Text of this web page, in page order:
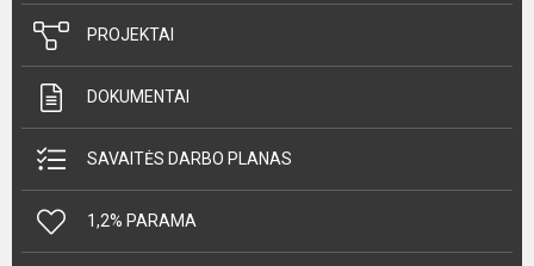
PROJEKTAI
DOKUMENTAI
SAVAITĖS DARBO PLANAS
1,2% PARAMA